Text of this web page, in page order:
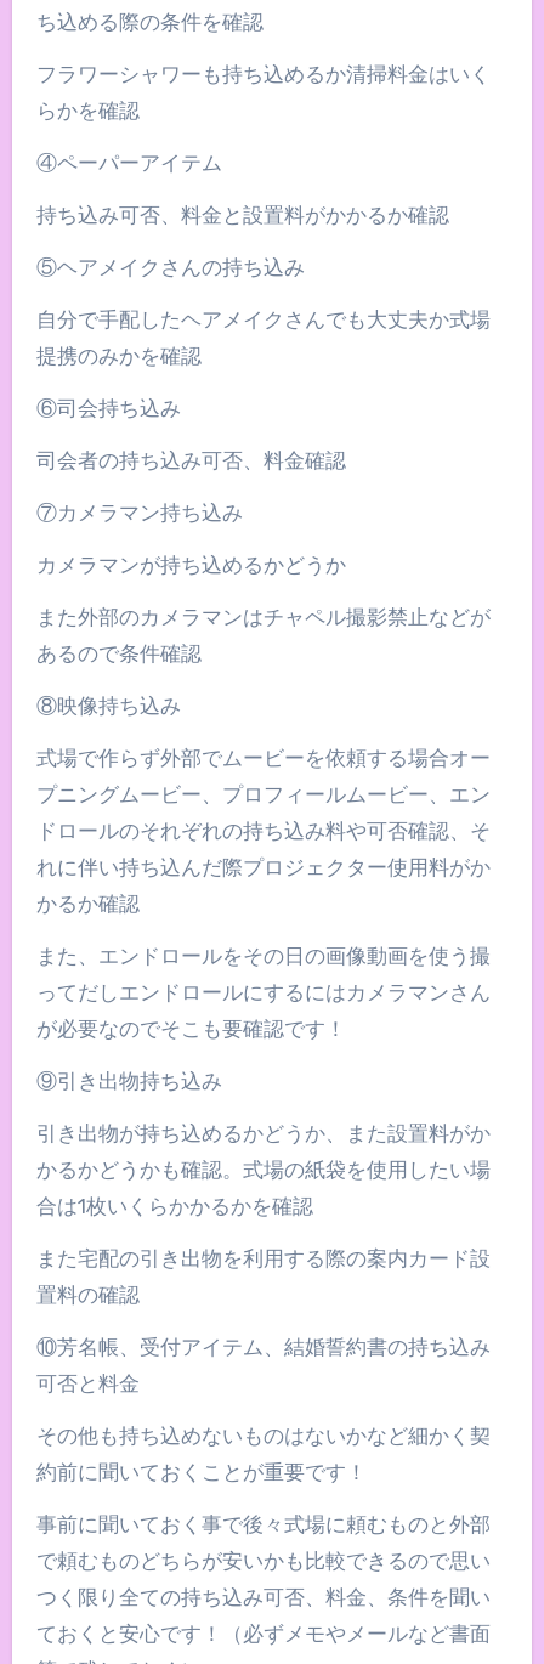
ち込める際の条件を確認
フラワーシャワーも持ち込めるか清掃料金はいく
らかを確認
④ペーパーアイテム
持ち込み可否、料金と設置料がかかるか確認
⑤ヘアメイクさんの持ち込み
自分で手配したヘアメイクさんでも大丈夫か式場
提携のみかを確認
⑥司会持ち込み
司会者の持ち込み可否、料金確認
⑦カメラマン持ち込み
カメラマンが持ち込めるかどうか
また外部のカメラマンはチャペル撮影禁止などが
あるので条件確認
⑧映像持ち込み
式場で作らず外部でムービーを依頼する場合オー
プニングムービー、プロフィールムービー、エン
ドロールのそれぞれの持ち込み料や可否確認、そ
れに伴い持ち込んだ際プロジェクター使用料がか
かるか確認
また、エンドロールをその日の画像動画を使う撮
ってだしエンドロールにするにはカメラマンさん
が必要なのでそこも要確認です！
⑨引き出物持ち込み
引き出物が持ち込めるかどうか、また設置料がか
かるかどうかも確認。式場の紙袋を使用したい場
合は1枚いくらかかるかを確認
また宅配の引き出物を利用する際の案内カード設
置料の確認
⑩芳名帳、受付アイテム、結婚誓約書の持ち込み
可否と料金
その他も持ち込めないものはないかなど細かく契
約前に聞いておくことが重要です！
事前に聞いておく事で後々式場に頼むものと外部
で頼むものどちらが安いかも比較できるので思い
つく限り全ての持ち込み可否、料金、条件を聞い
ておくと安心です！（必ずメモやメールなど書面